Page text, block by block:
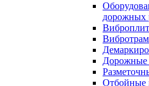
дорожных
Дорожные
Отбойные